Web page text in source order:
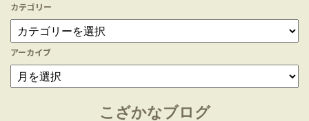
カテゴリー
アーカイブ
こざかなブログ